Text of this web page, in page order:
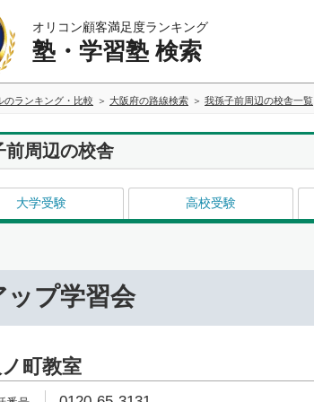
オリコン顧客満足度ランキング
塾・学習塾 検索
のランキング・比較 大阪府の路線検索 我孫子前周辺の校舎一覧
前周辺の校舎
大学受験 高校受験
ップ学習会
町教室